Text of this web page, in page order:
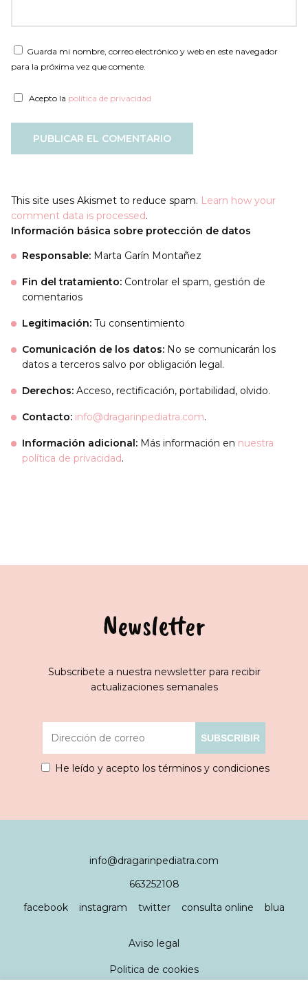
Acepto la política de privacidad
Guarda mi nombre, correo electrónico y web en este navegador
para la próxima vez que comente.
This site uses Akismet to reduce spam. Learn how your
comment data is processed.
Información básica sobre protección de datos
Responsable: Marta Garín Montañez
Fin del tratamiento: Controlar el spam, gestión de
comentarios
Legitimación: Tu consentimiento
Comunicación de los datos: No se comunicarán los
datos a terceros salvo por obligación legal.
Derechos: Acceso, rectificación, portabilidad, olvido.
Contacto: info@dragarinpediatra.com.
Información adicional: Más información en nuestra
política de privacidad.
Newsletter
Subscribete a nuestra newsletter para recibir
actualizaciones semanales
He leído y acepto los términos y condiciones
info@dragarinpediatra.com
663252108
facebook
instagram twitter consulta online blua
Aviso legal
Politica de cookies